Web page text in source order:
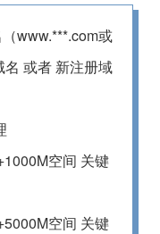
www.***.com或
或者 新注册域
空间 关键
空间 关键